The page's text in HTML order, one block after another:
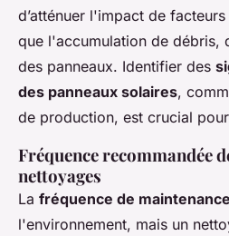
d’atténuer l'impact de
que l'accumulation de débris,
des panneaux. Identifier des
des panneaux solaires,
de production, est crucial
Fréquence recommandée
nettoyages
La fréquence de maintenance
l'environnement, mais un